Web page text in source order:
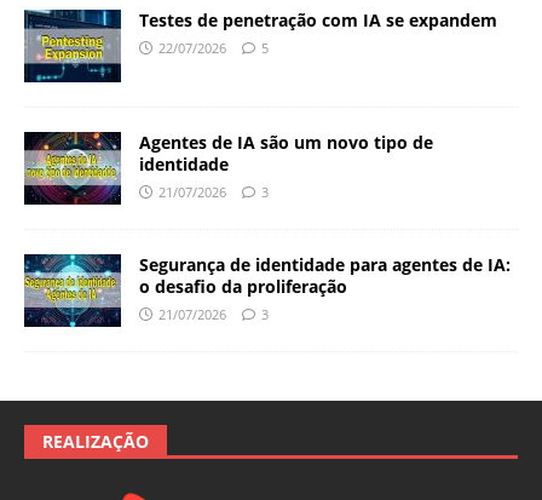
Testes de penetração com IA se expandem
22/07/2026 5
Agentes de IA são um novo tipo de
identidade
21/07/2026 3
Segurança de identidade para agentes de IA:
o desafio da proliferação
21/07/2026 3
REALIZAÇÃO